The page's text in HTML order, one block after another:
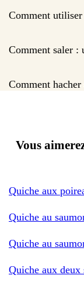
Comment utiliser
Comment saler :
Comment
Vous
Quiche aux
Quiche au
Quiche au
Quiche aux deux